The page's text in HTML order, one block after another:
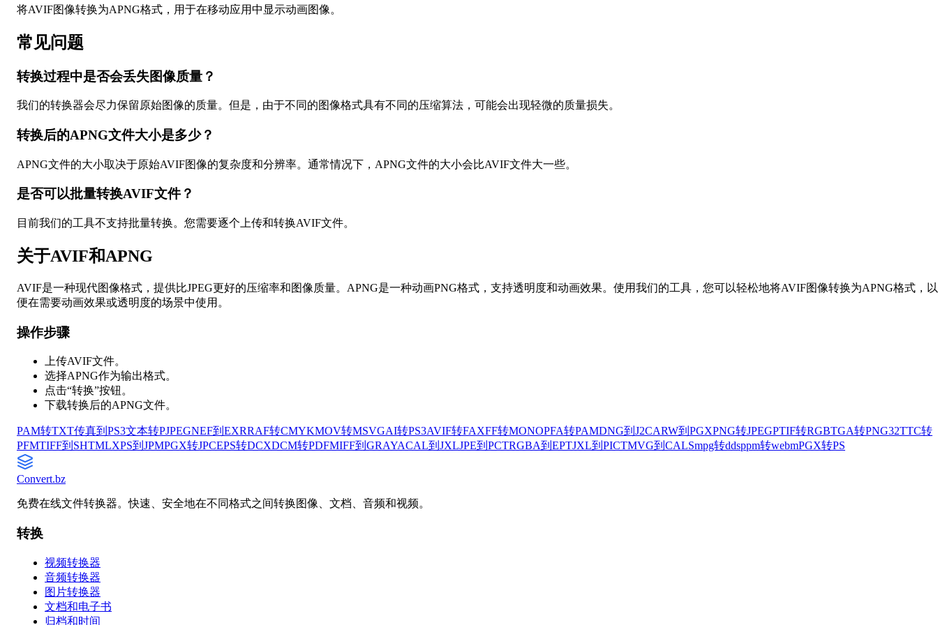
将AVIF图像转换为APNG格式，用于在移动应用中显示动画图像。
常见问题
转换过程中是否会丢失图像质量？
我们的转换器会尽力保留原始图像的质量。但是，由于不同的图像格式具有不同的压缩算法，可能会出现轻微的质量损失。
转换后的APNG文件大小是多少？
APNG文件的大小取决于原始AVIF图像的复杂度和分辨率。通常情况下，APNG文件的大小会比AVIF文件大一些。
是否可以批量转换AVIF文件？
目前我们的工具不支持批量转换。您需要逐个上传和转换AVIF文件。
关于AVIF和APNG
AVIF是一种现代图像格式，提供比JPEG更好的压缩率和图像质量。APNG是一种动画PNG格式，支持透明度和动画效果。使用我们的工具，您可以轻松地将AVIF图像转换为APNG格式，以
便在需要动画效果或透明度的场景中使用。
操作步骤
上传AVIF文件。
选择APNG作为输出格式。
点击“转换”按钮。
下载转换后的APNG文件。
PAM转TXT传真到PS3文本转PJPEGNEF到EXRRAF转CMYKMOV转MSVGAI转PS3AVIF转FAXFF转MONOPFA转PAMDNG到J2CARW到PGXPNG转JPEGPTIF转RGBTGA转PNG32TTC转
PFMTIFF到SHTMLXPS到JPMPGX转JPCEPS转DCXDCM转PDFMIFF到GRAYACAL到JXLJPE到PCTRGBA到EPTJXL到PICTMVG到CALSmpg转ddsppm转webmPGX转PS
Convert.bz
免费在线文件转换器。快速、安全地在不同格式之间转换图像、文档、音频和视频。
转换
视频转换器
音频转换器
图片转换器
文档和电子书
归档和时间